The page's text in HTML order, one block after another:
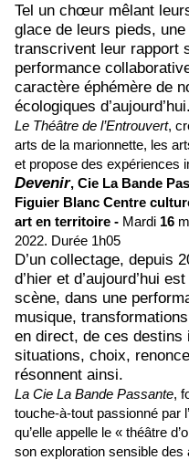
Tel un chœur mêlant
glace de leurs pieds,
transcrivent leur rapport
performance
caractère éphémère de
écologiques d’aujourd’hui.
Le Théâtre de l’Entrouvert, cr
arts de la marionnette, les
et propose des expériences
Devenir, Cie La Bande
Figuier Blanc Centre
art en territoire - Mardi 16
2022. Durée 1h05
D’un collectage, depuis
d’hier et d’aujourd’hui
scène, dans une
musique,
en direct, de ces destins
situations, choix,
résonnent ainsi.
La Cie La Bande Passante,
touche-à-tout passionné par
qu’elle appelle le « théâtre
son exploration sensible